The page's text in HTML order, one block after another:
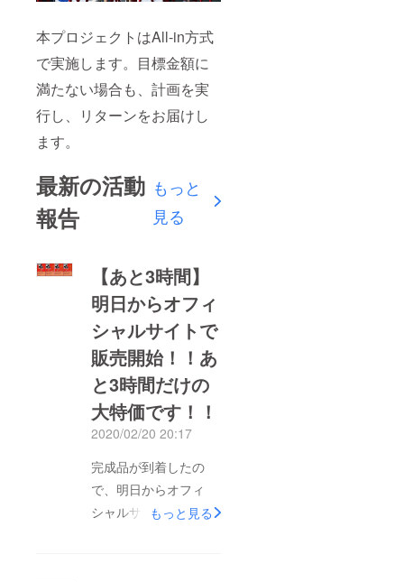
本プロジェクトはAll-in方式
で実施します。目標金額に
満たない場合も、計画を実
行し、リターンをお届けし
ます。
最新の活動
報告
もっと
見る
【あと3時間】
明日からオフィ
シャルサイトで
販売開始！！あ
と3時間だけの
大特価です！！
2020/02/20 20:17
完成品が到着したの
で、明日からオフィ
シャルサイトで販売を
もっと見る